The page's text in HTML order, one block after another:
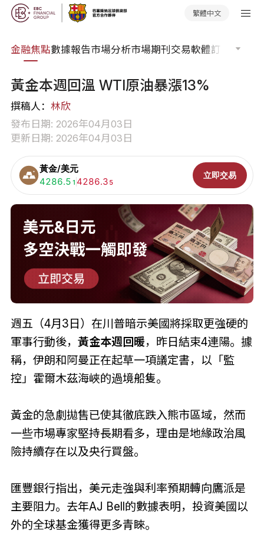
繁體中文
金融焦點數據報告市場分析市場期刊交易軟體訂單流
黃金本週回溫 WTI原油暴漲13%
撰稿人： 林欣
發布日期: 2026年04月03日
更新日期: 2026年04月03日
黃金/美元
買入:
4286.5 1 賣出:
4286.3 5
立即交易
週五（4月3日）在川普暗示美國將採取更強硬的
軍事行動後， 黃金本週回暖，昨日結束4連陽。據
稱，伊朗和阿曼正在起草一項議定書，以「監
控」霍爾木茲海峽的過境船隻。
黃金的急劇拋售已使其徹底跌入熊市區域，然而
一些市場專家堅持長期看多，理由是地緣政治風
險持續存在以及央行買盤。
匯豐銀行指出，美元走強與利率預期轉向鷹派是
主要阻力。去年AJ Bell的數據表明，投資美國以
外的全球基金獲得更多青睞。